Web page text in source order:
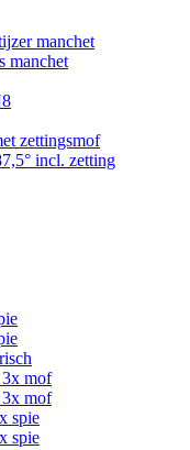
manchet
manchet
zettingsmof
incl. zetting
3x mof
3x mof
spie
spie